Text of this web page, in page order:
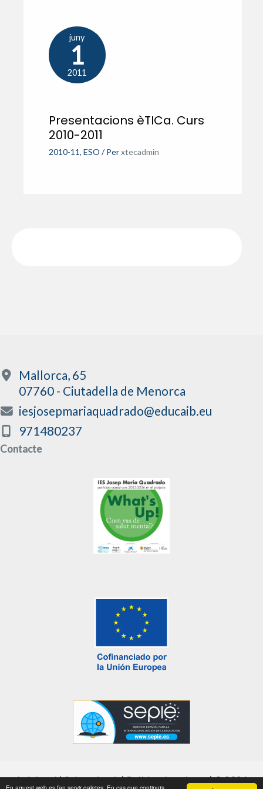
juny
1
2011
Presentacions èTICa. Curs
2010-2011
2010-11, ESO / Per xtecadmin
Mallorca, 65
07760 - Ciutadella de Menorca
iesjosepmariaquadrado@educaib.eu
971480237
Contacte
Avís legal|Sobre el web|Política de galetes|© 2026